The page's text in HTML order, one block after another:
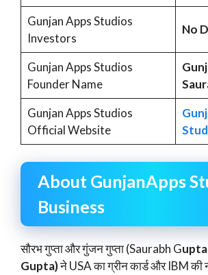
Gunjan Apps Studios
Investors
No
Gunjan Apps Studios
Founder Name
Gunjan Apps Studios
Official Website
About GunjanApps
Business
सौरभ गुप्ता और गुंजन गुप्ता (Saurabh G
Gupta)ने USA का ग्रीन कार्ड और IBM की